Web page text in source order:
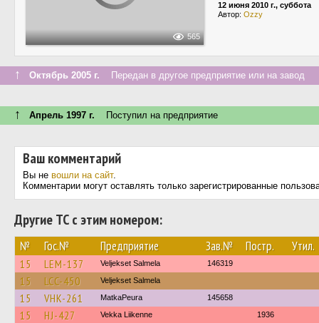
565
12 июня 2010 г., суббота
Автор: Ozzy
↑ Октябрь 2005 г. Передан в другое предприятие или на завод
↑ Апрель 1997 г. Поступил на предприятие
Ваш комментарий
Вы не вошли на сайт.
Комментарии могут оставлять только зарегистрированные
Другие ТС с этим номером:
№ Гос.№ Предприятие Зав.№ Постр. Утил.
15 LEM-137 Veljekset Salmela 146319
15 LCC-450 Veljekset Salmela
15 VHK-261 MatkaPeura 145658
15 HJ-427 Vekka Liikenne 1936